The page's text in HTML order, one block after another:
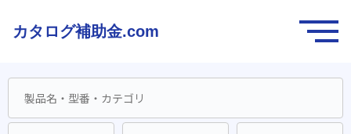
カタログ補助金.com